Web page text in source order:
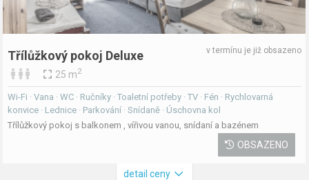
Třílůžkový pokoj Deluxe
25 m2
v termínu je již obsazeno
Wi-Fi · Vana · WC · Ručníky · Toaletní potřeby · TV · Fén · Rychlovarná
konvice · Lednice · Parkování · Snídaně · Úschovna kol
Třílůžkový pokoj s balkonem , vířivou vanou, snídaní a bazénem
OBSAZENO
detail ceny